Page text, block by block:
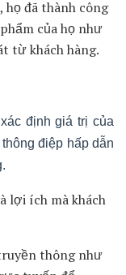
tạo ra những
hút sự quan tâm
việc nghiên
và dịch vụ phù
dịch vụ